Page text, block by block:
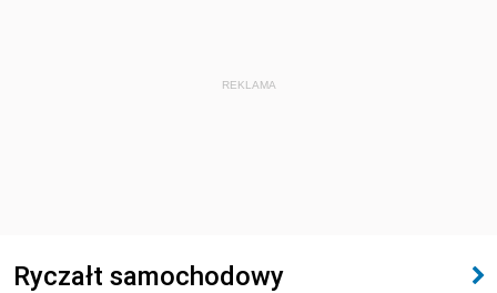
REKLAMA
Ryczałt samochodowy